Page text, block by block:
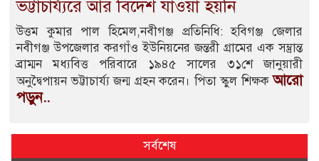
ভট্টাচার্য্যরে আর বিদেশ যাওয়া হয়নি
উত্তম কুমার পাল হিমেল,নবীগঞ্জ প্রতিনিধি: হবিগঞ্জ জেলার
নবীগঞ্জ উপজেলার করগাঁও ইউনিয়নের জন্তরী গ্রামের এক সম্ভ্রান্ত
ব্রাম্মন মধ্যবিত্ত পরিবারে ১৯৪৫ সালের ৩১শে জানুয়ারী
অনুদ্বৈপায়ন ভট্টাচার্য্য জন্ম গ্রহন করেন। পিতা স্কুল শিক্ষকআরো
পড়ুন..
সর্বশেষ